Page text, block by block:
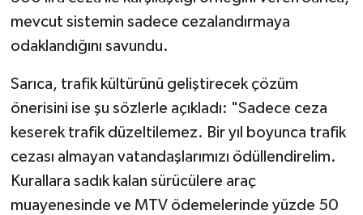
mevcut sistemin sadece cezalandırmaya
odaklandığını savundu.
Sarıca, trafik kültürünü geliştirecek çözüm
önerisini ise şu sözlerle açıkladı: "Sadece ceza
keserek trafik düzeltilemez. Bir yıl boyunca trafik
cezası almayan vatandaşlarımızı ödüllendirelim.
Kurallara sadık kalan sürücülere araç
muayenesinde ve MTV ödemelerinde yüzde 50